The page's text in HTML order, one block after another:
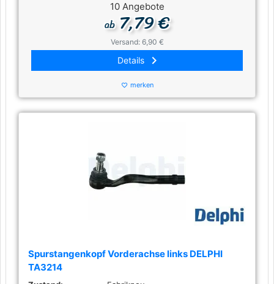
10 Angebote
ab7,79 €
Versand: 6,90 €
Details keyboard_arrow_right
favorite_border merken
Spurstangenkopf Vorderachse links DELPHI
TA3214